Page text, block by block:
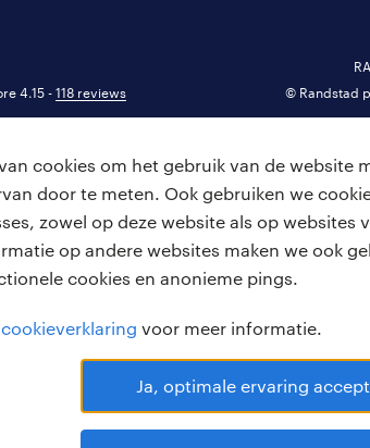
cookies om het gebruik van de website
door te meten. Ook gebruiken we
zowel op deze website als op websites
op andere websites maken we ook
cookies en anonieme pings.
cookieverklaring voor meer informatie.
Ja, optimale ervaring
4.15 - 118 reviews
© Randstad